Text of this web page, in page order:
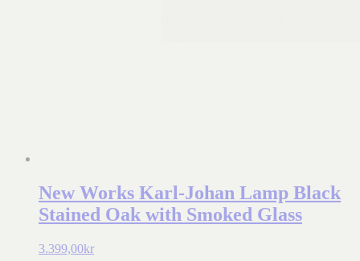
New Works Karl-Johan Lamp Black
Stained Oak with Smoked Glass
3.399,00kr